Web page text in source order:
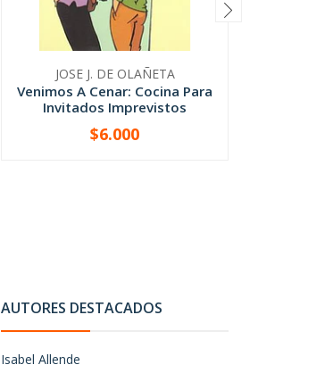
JOSE J. DE OLAÑETA
Venimos A Cenar: Cocina Para
Invitados Imprevistos
+
$6.000
AUTORES DESTACADOS
Isabel Allende